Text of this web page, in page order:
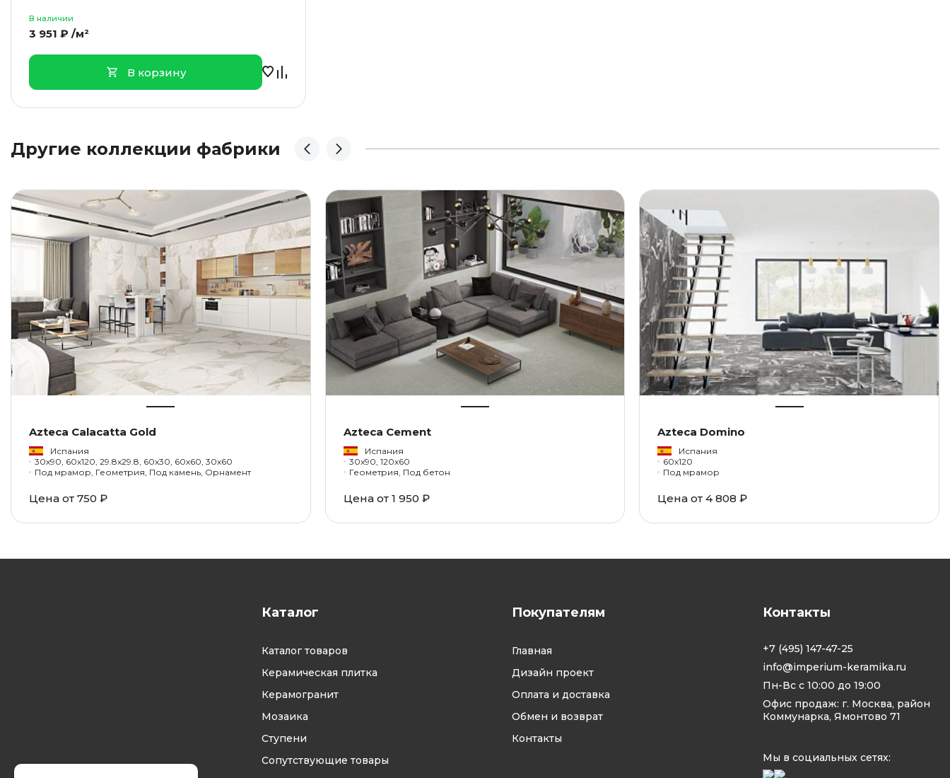
В наличии
3 951 ₽ /м²
В корзину
Другие коллекции фабрики
Azteca Calacatta Gold
Испания
30x90, 60x120, 29.8x29.8, 60x30, 60x60, 30x60
Под мрамор, Геометрия, Под камень, Орнамент
Цена от 750 ₽
Azteca Cement
Испания
30x90, 120x60
Геометрия, Под бетон
Цена от 1 950 ₽
Azteca Domino
Испания
60x120
Под мрамор
Цена от 4 808 ₽
Каталог
Каталог товаров
Керамическая плитка
Керамогранит
Мозаика
Ступени
Сопутствующие товары
Покупателям
Главная
Дизайн проект
Оплата и доставка
Обмен и возврат
Контакты
Контакты
+7 (495) 147-47-25
info@imperium-keramika.ru
Пн-Вс с 10:00 до 19:00
Офис продаж: г. Москва, район
Коммунарка, Ямонтово 71
Мы в социальных сетях: